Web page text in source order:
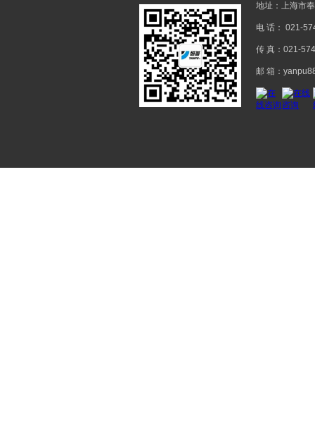
地址：上海市
电 话： 021-
传 真：021-
邮 箱：